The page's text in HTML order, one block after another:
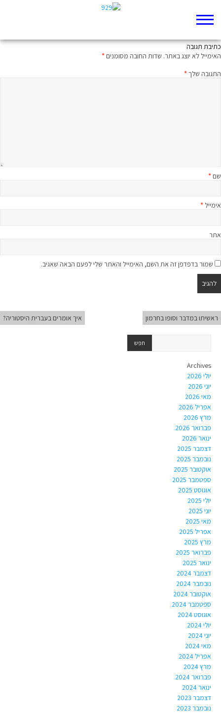
כתיבת תגובה
האימייל לא יוצג באתר. שדות החובה מסומנים*
התגובה שלך*
שם*
אימייל *
אתר
שמור בדפדפן זה את השם, האימייל והאתר שלי לפעם הבאה שאגיב.
ראשיתו במדבר וסופו בחרמון איך אומרים בעברית היסטוריה?
Archives
יולי 2026
יוני 2026
מאי 2026
אפריל 2026
מרץ 2026
פברואר 2026
ינואר 2026
דצמבר 2025
נובמבר 2025
אוקטובר 2025
ספטמבר 2025
אוגוסט 2025
יולי 2025
יוני 2025
מאי 2025
אפריל 2025
מרץ 2025
פברואר 2025
ינואר 2025
דצמבר 2024
נובמבר 2024
אוקטובר 2024
ספטמבר 2024
אוגוסט 2024
יולי 2024
יוני 2024
מאי 2024
אפריל 2024
מרץ 2024
פברואר 2024
ינואר 2024
דצמבר 2023
נובמבר 2023